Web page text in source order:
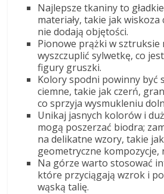
Najlepsze tkaniny to
materiały, takie jak
nie dodają objętości.
Pionowe prążki w sztruksie
wyszczuplić sylwetkę, co
figury gruszki.
Kolory spodni powinny być
ciemne, takie jak czerń,
co sprzyja wysmukleniu
Unikaj jasnych kolorów i
mogą poszerzać biodra;
na delikatne wzory, takie
geometryczne kompozycje,
Na górze warto stosować
które przyciągają wzrok i
wąską talię.